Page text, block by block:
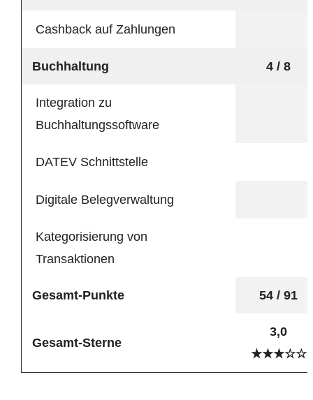
Cashback auf Zahlungen
Buchhaltung 4 / 8
Integration zu
Buchhaltungssoftware
DATEV Schnittstelle
Digitale Belegverwaltung
Kategorisierung von
Transaktionen
Gesamt-Punkte 54 / 91
Gesamt-Sterne
3,0
★★★☆☆